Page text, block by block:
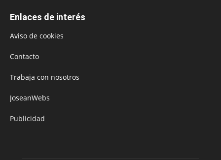
Enlaces de interés
Aviso de cookies
Contacto
Trabaja con nosotros
JoseanWebs
Publicidad